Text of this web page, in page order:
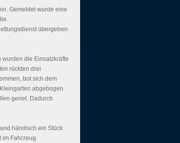
Gemeldet wurde eine
übergeben
wurden die Einsatzkräfte
rückten drei
bot sich dem
abgebogen.
geriet. Dadurch
händisch ein Stück
im Fahrzeug